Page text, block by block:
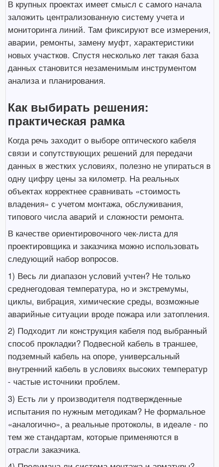
В крупных проектах имеет смысл с самого начала
заложить централизованную систему учета и
мониторинга линий. Там фиксируют все измерения,
аварии, ремонты, замену муфт, характеристики
новых участков. Спустя несколько лет такая база
данных становится незаменимым инструментом
анализа и планирования.
Как выбирать решения:
практическая рамка
Когда речь заходит о выборе оптического кабеля
связи и сопутствующих решений для передачи
данных в жестких условиях, полезно не упираться в
одну цифру цены за километр. На реальных
объектах корректнее сравнивать «стоимость
владения» с учетом монтажа, обслуживания,
типового числа аварий и сложности ремонта.
В качестве ориентировочного чек-листа для
проектировщика и заказчика можно использовать
следующий набор вопросов.
1) Весь ли диапазон условий учтен? Не только
среднегодовая температура, но и экстремумы,
циклы, вибрация, химические среды, возможные
аварийные ситуации вроде пожара или затопления.
2) Подходит ли конструкция кабеля под выбранный
способ прокладки? Подвесной кабель в траншее,
подземный кабель на опоре, универсальный
внутренний кабель в условиях высоких температур
- частые источники проблем.
3) Есть ли у производителя подтвержденные
испытания по нужным методикам? Не формальное
«аналогично», а реальные протоколы, в идеале - по
тем же стандартам, которые применяются в
отрасли заказчика.